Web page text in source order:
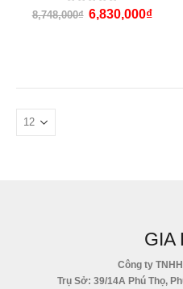
0out of 5
8,748,000₫ 6,830,000₫
GIA
Công ty
Trụ Sở: 39/14A Phú Thọ,